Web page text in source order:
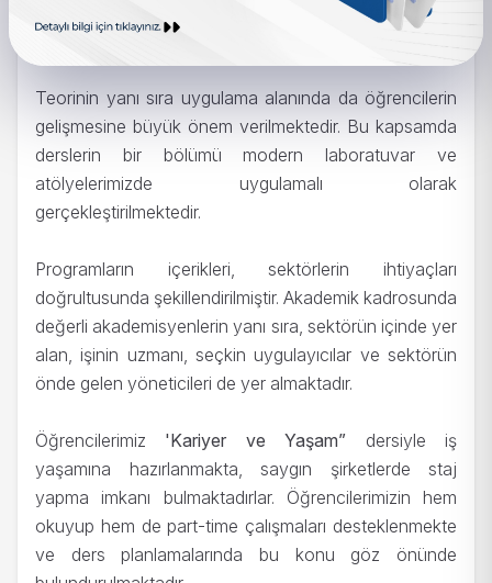
duyduğu nitelikli elemanlar ile kendi işini kuracak
Teorinin yanı sıra uygulama alanında da öğrencilerin
gelişmesine büyük önem verilmektedir. Bu kapsamda
derslerin bir bölümü modern laboratuvar ve
atölyelerimizde uygulamalı olarak
gerçekleştirilmektedir.
Programların içerikleri, sektörlerin ihtiyaçları
doğrultusunda şekillendirilmiştir. Akademik kadrosunda
değerli akademisyenlerin yanı sıra, sektörün içinde yer
alan, işinin uzmanı, seçkin uygulayıcılar ve sektörün
önde gelen yöneticileri de yer almaktadır.
Öğrencilerimiz 'Kariyer ve Yaşam” dersiyle iş
yaşamına hazırlanmakta, saygın şirketlerde staj
yapma imkanı bulmaktadırlar. Öğrencilerimizin hem
okuyup hem de part-time çalışmaları desteklenmekte
ve ders planlamalarında bu konu göz önünde